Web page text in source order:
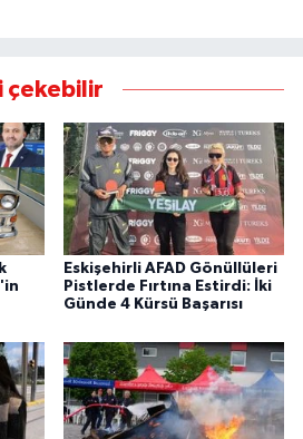
çekebilir
Eskişehirli AFAD Gönüllüleri
Pistlerde Fırtına Estirdi: İki
Günde 4 Kürsü Başarısı